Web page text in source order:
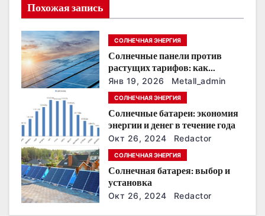
я
п
о
з
п
и
с
я
Похожая запись
СОЛНЕЧНАЯ ЭНЕРГИЯ
Солнечные панели против
растущих тарифов: как
сохранить
энергонезависимость в
ближайшие годы
Янв 19, 2026 Metall_admin
СОЛНЕЧНАЯ ЭНЕРГИЯ
Солнечные батареи: экономия
энергии и денег в течение года
Окт 26, 2024 Redactor
СОЛНЕЧНАЯ ЭНЕРГИЯ
Солнечная батарея: выбор и
установка
Окт 26, 2024 Redactor